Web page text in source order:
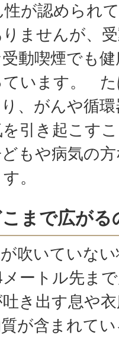
が認められ
ませんが、
動喫煙でも
ています。
、がんや循
引き起こす
もや病気の
。
まで広がる
吹いていな
ートル先ま
き出す息や
が含まれて